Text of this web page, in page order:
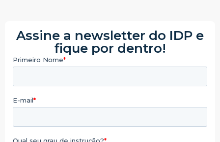
Assine a newsletter do IDP e
fique por dentro!